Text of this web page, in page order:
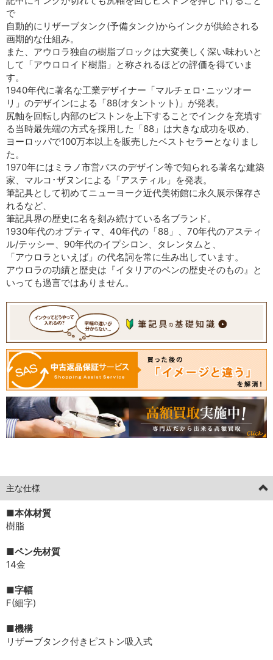
で
自動的にリザーブタンク(予備タンク)からインクが供給される
画期的な仕組み。
また、アウロラ独自の樹脂ブロックは大変美しく深い味わいと
して「アウロロイド樹脂」と称されるほどの評価を得ていま
す。
1940年代に著名な工業デザイナー「マルチェロ･ニッツオー
リ」のデザインによる「88(オタントット)」が発表。
尻軸を回転し内部のピストンを上下することでインクを充填す
る当時最先端の方式を採用した「88」は大きな成功を収め、
ヨーロッパで100万本以上を販売したベストセラーとなりまし
た。
1970年にはミラノ市営バスのデザイン等で知られる著名な建築
家、マルコ･ザヌンによる「アスティル」を発表。
筆記具として初めてニューヨーク近代美術館に永久展示保存さ
れるなど、
筆記具界の歴史に名を刻み続けている名ブランド。
1930年代のオプティマ、40年代の「88」、70年代のアスティ
ル/テッシー、90年代のイプシロン、タレンタムと、
「アウロラといえば」の代名詞を常に生み出しています。
アウロラの功績と歴史は『イタリアのペンの歴史そのもの』と
いっても過言ではありません。
主な仕様
■本体材質
樹脂
■ペン先材質
14金
■字幅
F(細字)
■機構
リザーブタンク付きピストン吸入式